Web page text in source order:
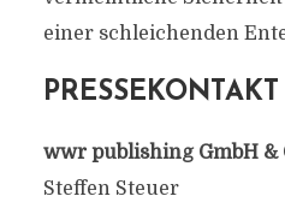
einer schleichenden
PRESSEKONTAKT
wwr publishing GmbH &
Steffen Steuer